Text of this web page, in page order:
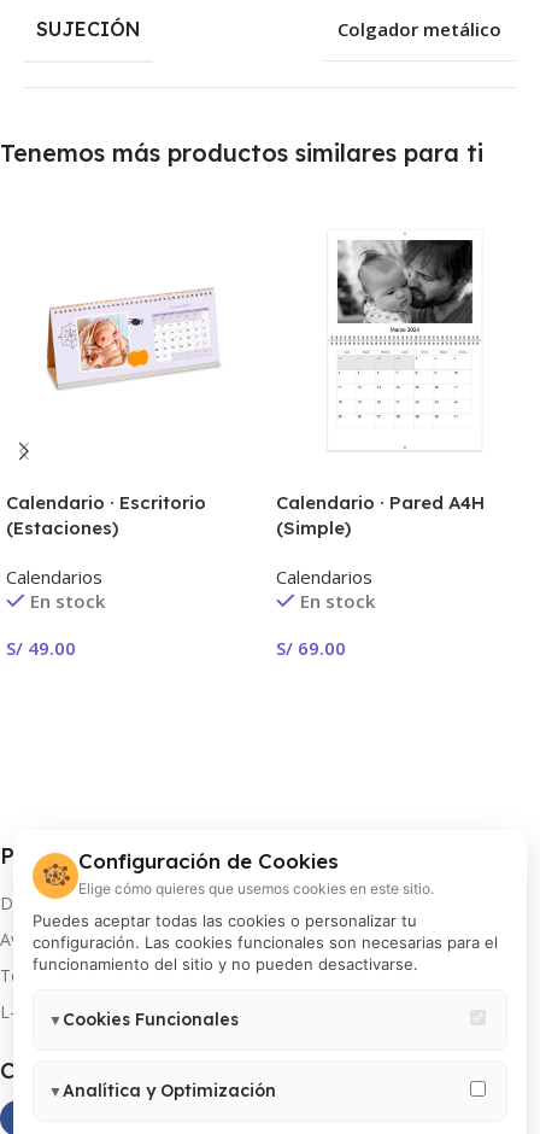
SUJECIÓN Colgador metálico
Tenemos más productos similares para ti
Calendario · Escritorio
(Estaciones)
Calendarios
En stock
S/ 49.00
Calendario · Pared A4H
(Simple)
Calendarios
En stock
S/ 69.00
Procolor S.A.
Distribuidor oficial de FUJIFILM en Perú
Av. Arequipa 810, Lima
Teléfono: 01 433 8000
L-V 8:00 am a 5:00 pm
Canales oficiales
🍪 Configuración de Cookies
Elige cómo quieres que usemos cookies en este sitio.
Puedes aceptar todas las cookies o personalizar tu
configuración. Las cookies funcionales son necesarias para el
funcionamiento del sitio y no pueden desactivarse.
▼ Cookies Funcionales
sesión, preferencias de usuario). Estas cookies no pueden
▼Analítica y Optimización